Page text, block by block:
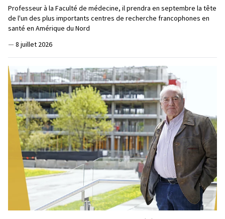
Professeur à la Faculté de médecine, il prendra en septembre la tête
de l'un des plus importants centres de recherche francophones en
santé en Amérique du Nord
— 8 juillet 2026